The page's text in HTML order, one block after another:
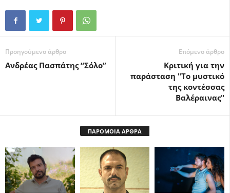
Προηγούμενο άρθρο
Ανδρέας Πασπάτης “Σόλο”
Επόμενο άρθρο
Κριτική για την
παράσταση "Το μυστικό
της κοντέσσας
Βαλέραινας"
ΠΑΡΟΜΟΙΑ ΑΡΘΡΑ